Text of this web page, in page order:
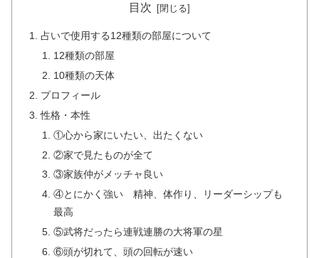
目次
占いで使用する12種類の部屋について
12種類の部屋
10種類の天体
プロフィール
性格・本性
①心から家にいたい、出たくない
②家で見たものが全て
③家族仲がメッチャ良い
④とにかく強い 精神、体作り、リーダーシップも
最高
⑤武将だったら連戦連勝の大将軍の星
⑥頭が切れて、頭の回転が速い